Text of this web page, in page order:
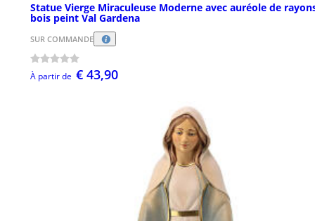
Statue Vierge Miraculeuse Moderne avec auréole de
bois peint Val Gardena
SUR COMMANDE
À partir de € 43,90